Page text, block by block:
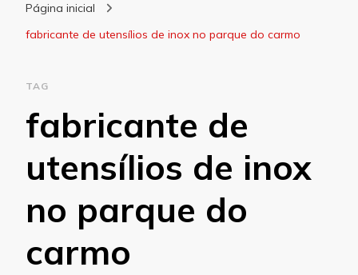
Página inicial
fabricante de utensílios de inox no parque do carmo
TAG
fabricante de
utensílios de inox
no parque do
carmo